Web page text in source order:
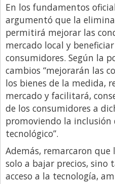
En los fundamentos
argumentó que la
permitirá mejorar las
mercado local y
consumidores. Según la
cambios “mejorarán las
los bienes de la medida,
mercado y facilitará,
de los consumidores a
promoviendo la
tecnológico”.
Además, remarcaron
solo a bajar precios, sino
acceso a la tecnología,